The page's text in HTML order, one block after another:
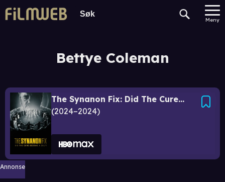
Meny
Bettye Coleman
The Synanon Fix: Did The Cure Become a Cult?
2024–2024
Annonse